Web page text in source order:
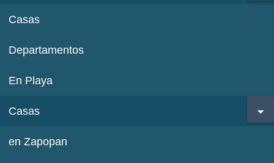
Casas
Departamentos
En Playa
Casas
en Zapopan